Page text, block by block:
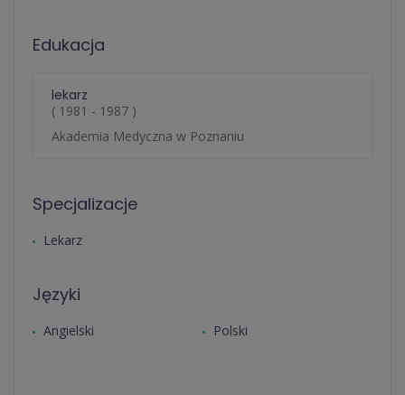
Edukacja
lekarz
( 1981 - 1987 )
Akademia Medyczna w Poznaniu
Specjalizacje
Lekarz
Języki
Angielski Polski